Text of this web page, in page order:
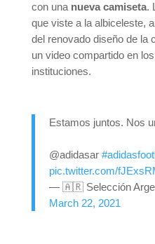
con una nueva camiseta.
que viste a la albiceleste,
del renovado diseño de la
un video compartido en
instituciones.
Estamos juntos. Nos
@adidasar
pic.twitter.com/
— 🇦🇷 Selección
March 22, 2021